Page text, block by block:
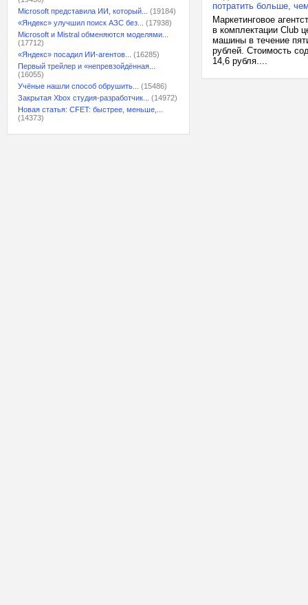
Microsoft представила ИИ, который...
(19184)
«Яндекс» улучшил поиск АЗС без...
(17938)
Microsoft и Mistral обменяются моделями...
(17712)
«Яндекс» посадил ИИ-агентов...
(16285)
Первый трейлер и «непревзойдённая...
(16055)
Учёные нашли способ обрушить...
(15486)
Закрытая Xbox студия-разработчик...
(14972)
Новая статья: CFET: быстрее, меньше,...
(14373)
потратить больше,
Маркетинговое
в комплектации Club
машины в течение
рублей. Стоимость
14,6 рубля....